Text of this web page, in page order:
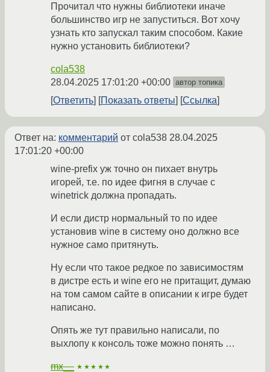
Прочитал что нужны библиотеки иначе
большинство игр не запуститься. Вот хочу
узнать кто запускал таким способом. Какие
нужно установить библиотеки?
cola538
28.04.2025 17:01:20 +00:00 автор топика
Ответить Показать ответы Ссылка
Ответ на: комментарий от cola538 28.04.2025
17:01:20 +00:00
wine-prefix уж точно он пихает внутрь
игорей, т.е. по идее фигня в случае с
winetrick должна пропадать.
И если дистр нормальный то по идее
установив wine в систему оно должно все
нужное само притянуть.
Ну если что такое редкое по зависимостям
в дистре есть и wine его не притащит, думаю
на том самом сайте в описании к игре будет
написано.
Опять же тут правильно написали, по
выхлопу к консоль тоже можно понять …
mx__ ★★★★★